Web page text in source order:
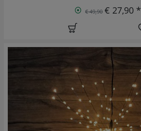
€ 49,90 € 27,90 *